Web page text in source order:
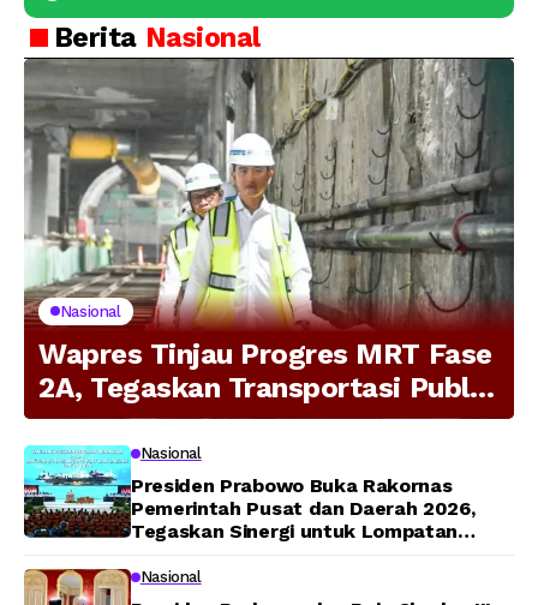
Berita Nasional
Nasional
Wapres Tinjau Progres MRT Fase
2A, Tegaskan Transportasi Publik
Modern Jadi Prioritas Nasional
Nasional
Presiden Prabowo Buka Rakornas
Pemerintah Pusat dan Daerah 2026,
Tegaskan Sinergi untuk Lompatan
Nasional